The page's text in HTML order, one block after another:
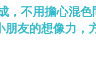
，不用擔心混
友的想像力，